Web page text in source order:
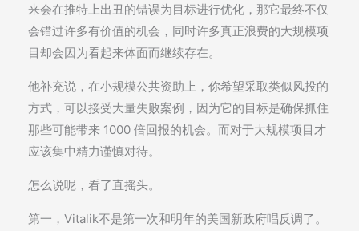
来会在推特上出丑的错误为目标进行优化，那它最终不仅
会错过许多有价值的机会，同时许多真正浪费的大规模项
目却会因为看起来体面而继续存在。
他补充说，在小规模公共资助上，你希望采取类似风投的
方式，可以接受大量失败案例，因为它的目标是确保抓住
那些可能带来 1000 倍回报的机会。而对于大规模项目才
应该集中精力谨慎对待。
怎么说呢，看了直摇头。
第一，Vitalik不是第一次和明年的美国新政府唱反调了。